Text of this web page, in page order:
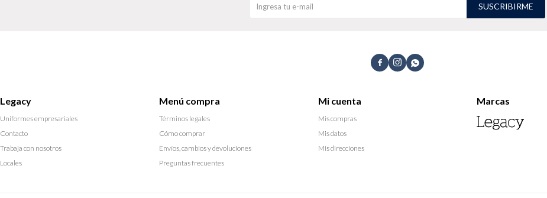
  
Legacy
Uniformes empresariales
Contacto
Trabaja con nosotros
Locales
Menú compra
Términos legales
Cómo comprar
Envíos, cambios y devoluciones
Preguntas frecuentes
Mi cuenta
Mis compras
Mis datos
Mis direcciones
Marcas
SUSCRIBIRME